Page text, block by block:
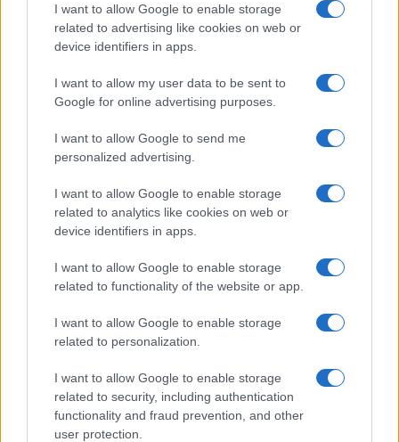
I want to allow Google to enable storage
related to advertising like cookies on web or
device identifiers in apps.
I want to allow my user data to be sent to
Google for online advertising purposes.
I want to allow Google to send me
personalized advertising.
I want to allow Google to enable storage
related to analytics like cookies on web or
device identifiers in apps.
I want to allow Google to enable storage
related to functionality of the website or app.
I want to allow Google to enable storage
related to personalization.
I want to allow Google to enable storage
related to security, including authentication
functionality and fraud prevention, and other
user protection.
reaccionar a las tragedias, sino también para
anticiparse a ellas. Esto implica cultivar una cultura
activa de los ciudadanos en la vida comunitaria.
Finalmente, los líderes y tomadores de decisiones
deben estar dispuestos a escuchar las voces de
historia es un recordatorio de la fragilidad de la vida
convertirse en un poderoso motor de cambio. Al
final, la tragedia puede ser un punto de inflexión,
pero depende de nosotros cómo respondemos y
qué hacemos con esa experiencia compartida.
¿Estamos listos para actuar?